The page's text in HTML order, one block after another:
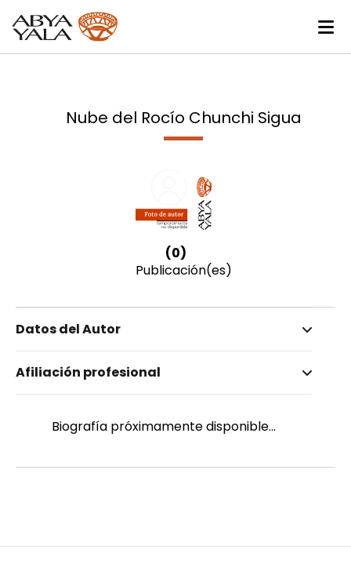
Nube del Rocío Chunchi Sigua
(0)
Publicación(es)
Datos del Autor
Chunchi Sigua, Nube del Rocío
Femenino
Afiliación profesional
Biografía próximamente disponible...